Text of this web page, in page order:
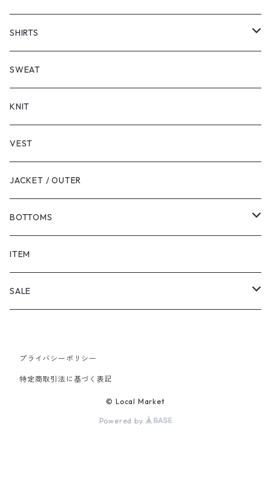
SHORT SLEEVE
LONG SLEEVE
SHIRTS
SHORT SLEEVE
LONG SLEEVE
SWEAT
KNIT
VEST
JACKET / OUTER
BOTTOMS
SHORTS
PANTS
ITEM
SALE
PANTS
プライバシーポリシー
特定商取引法に基づく表記
© Local Market
Powered by